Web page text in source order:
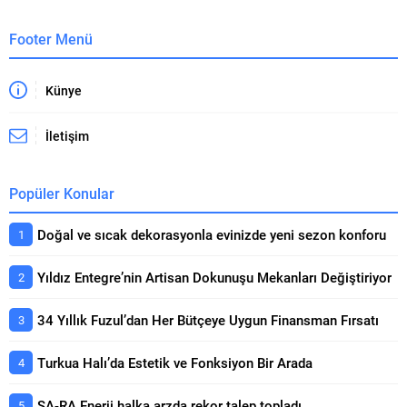
Footer Menü
Künye
İletişim
Popüler Konular
Doğal ve sıcak dekorasyonla evinizde yeni sezon konforu
Yıldız Entegre’nin Artisan Dokunuşu Mekanları Değiştiriyor
34 Yıllık Fuzul’dan Her Bütçeye Uygun Finansman Fırsatı
Turkua Halı’da Estetik ve Fonksiyon Bir Arada